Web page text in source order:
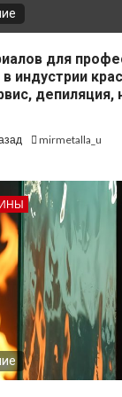
для
в индустрии
депиляция,
mirmetalla_u